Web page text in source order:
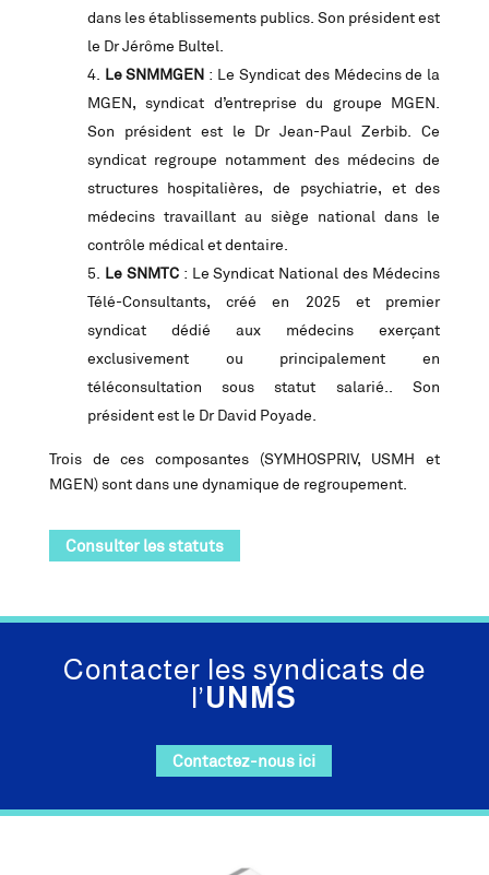
dans les établissements publics. Son président est
le Dr Jérôme Bultel.
Le SNMMGEN : Le Syndicat des Médecins de la
MGEN, syndicat d’entreprise du groupe MGEN.
Son président est le Dr Jean-Paul Zerbib. Ce
syndicat regroupe notamment des médecins de
structures hospitalières, de psychiatrie, et des
médecins travaillant au siège national dans le
contrôle médical et dentaire.
Le SNMTC: Le Syndicat National des Médecins
Télé-Consultants, créé en 2025 et premier
syndicat dédié aux médecins exerçant
exclusivement ou principalement en
téléconsultation sous statut salarié.. Son
président est le Dr David Poyade.
Trois de ces composantes (SYMHOSPRIV, USMH et
MGEN) sont dans une dynamique de regroupement.
Consulter les statuts
Contacter les syndicats de
l’UNMS
Contactez-nous ici